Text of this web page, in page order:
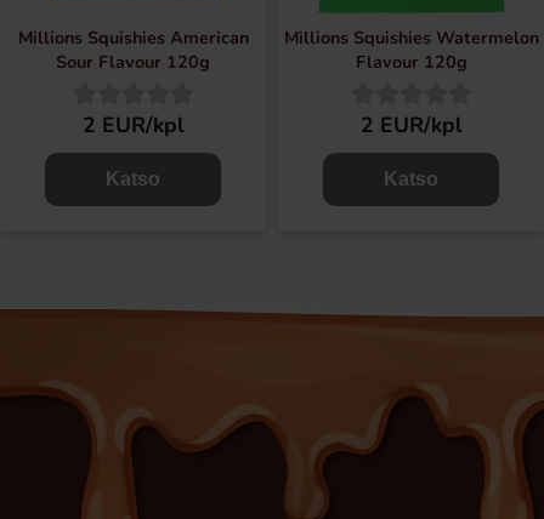
Millions Squishies American
Sour Flavour 120g
2 EUR/kpl
Katso
Millions Squishies Watermelon
Flavour 120g
2 EUR/kpl
Katso